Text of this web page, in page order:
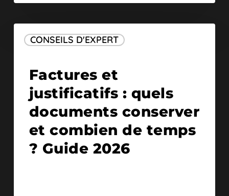
CONSEILS D'EXPERT
Factures et
justificatifs : quels
documents conserver
et combien de temps
? Guide 2026